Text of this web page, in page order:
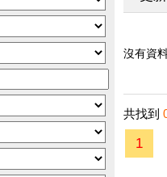
沒有資料
共找到
1